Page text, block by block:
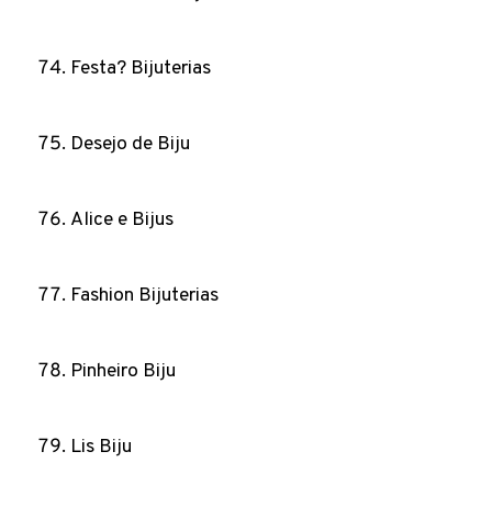
Festa? Bijuterias
Desejo de Biju
Alice e Bijus
Fashion Bijuterias
Pinheiro Biju
Lis Biju